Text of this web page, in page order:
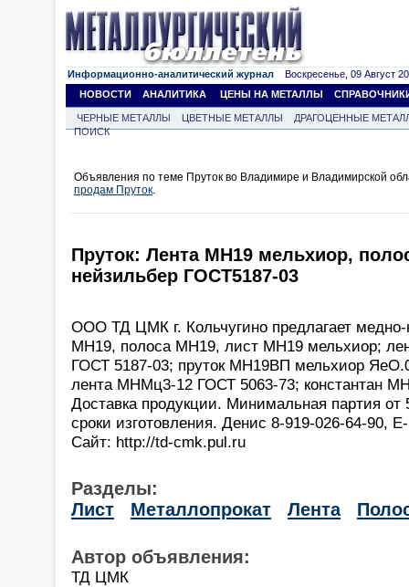
Информационно-аналитический журнал Воскресенье, 09 Август
НОВОСТИ
АНАЛИТИКА ЦЕНЫ НА МЕТАЛЛЫ
ЧЕРНЫЕ МЕТАЛЛЫ ЦВЕТНЫЕ МЕТАЛЛЫ
ДРАГОЦЕННЫЕ
ПОИСК
Объявления по теме Пруток во Владимире и Владимирской
продам Пруток.
Пруток: Лента МН19 мельхиор,
нейзильбер ГОСТ5187-03
ООО ТД ЦМК г. Кольчугино предлагает медно-
МН19, полоса МН19, лист МН19 мельхиор;
ГОСТ 5187-03; пруток МН19ВП мельхиор
лента МНМц3-12 ГОСТ 5063-73; константан
Доставка продукции. Минимальная партия от
сроки изготовления. Денис 8-919-026-64-90,
Сайт: http://td-cmk.pul.ru
Разделы:
Лист
Металлопрокат Лента
Автор объявления:
ТД ЦМК